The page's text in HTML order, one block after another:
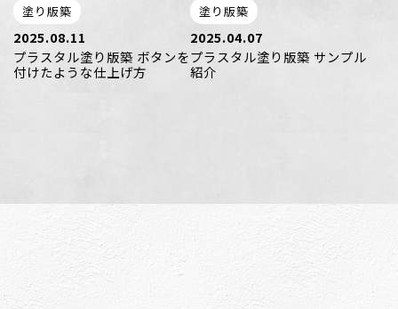
塗り版築
2025.08.11
プラスタル塗り版築 ボタンを
付けたような仕上げ方
塗り版築
2025.04.07
プラスタル塗り版築 サンプル
紹介